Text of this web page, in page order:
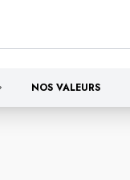
NOS VALEURS